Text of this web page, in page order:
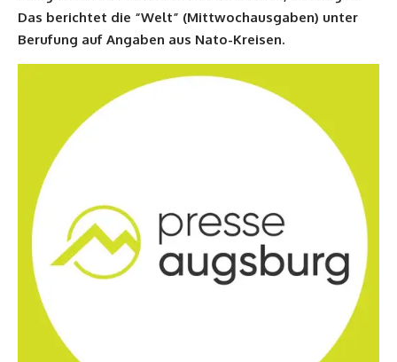
Das berichtet die “Welt” (Mittwochausgaben) unter
Berufung auf Angaben aus Nato-Kreisen.